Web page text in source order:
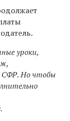
уроки,
СФР. Но чтобы